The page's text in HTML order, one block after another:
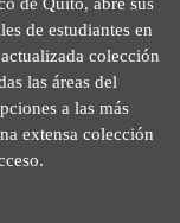
de estudiantes en
colección
las áreas del
a las más
extensa colección